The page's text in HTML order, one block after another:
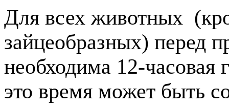
Для всех животных
зайцеобразных) перед
необходима 12-часовая
это время может быть